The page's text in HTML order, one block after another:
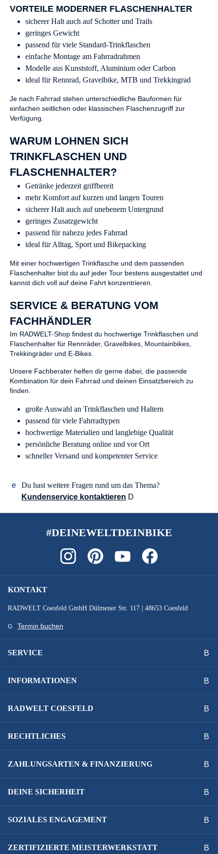
VORTEILE MODERNER FLASCHENHALTER
sicherer Halt auch auf Schotter und Trails
geringes Gewicht
passend für viele Standard-Trinkflaschen
einfache Montage am Fahrradrahmen
Modelle aus Kunststoff, Aluminium oder Carbon
ideal für Rennrad, Gravelbike, MTB und Trekkingrad
Je nach Fahrrad stehen unterschiedliche Bauformen für
einfachen seitlichen oder klassischen Flaschenzugriff zur
Verfügung.
WARUM LOHNEN SICH
TRINKFLASCHEN UND
FLASCHENHALTER?
Getränke jederzeit griffbereit
mehr Komfort auf kurzen und langen Touren
sicherer Halt auch auf unebenem Untergrund
geringes Zusatzgewicht
passend für nahezu jedes Fahrrad
ideal für Alltag, Sport und Bikepacking
Mit einer hochwertigen Trinkflasche und dem passenden
Flaschenhalter bist du auf jeder Tour bestens ausgestattet und
kannst dich voll auf deine Fahrt konzentrieren.
SERVICE & BERATUNG VOM
FACHHÄNDLER
Im RADWELT-Shop findest du hochwertige Trinkflaschen und
Flaschenhalter für Rennräder, Gravelbikes, Mountainbikes,
Trekkingräder und E-Bikes.
Unsere Fachberater helfen dir gerne dabei, die passende
Kombination für dein Fahrrad und deinen Einsatzbereich zu
finden.
große Auswahl an Trinkflaschen und Haltern
passend für viele Fahrradtypen
hochwertige Materialien und langlebige Qualität
persönliche Beratung online und vor Ort
schneller Versand und kompetenter Service
Du hast weitere Fragen rund um das Thema?
Kundenservice kontaktieren
#DEINEWELTDEINBIKE
KONTAKT
RADWELT Coesfeld GmbH Dülmener Str. 117 | 48653 Coesfeld
Termin buchen
SERVICE
INFORMATIONEN
RADWELT COESFELD
RECHTLICHES
ZAHLUNGSARTEN & FINANZIERUNG
DEINE SICHERHEIT
SOZIALES ENGAGEMENT
ZERTIFIZIERTE MEISTERWERKSTATT